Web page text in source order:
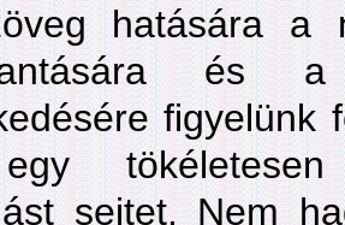
hatására a
és
figyelünk
tökéletesen
sejtet. Nem